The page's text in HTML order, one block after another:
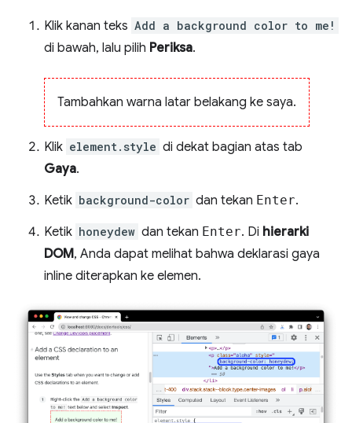
Klik kanan teks Add a background color to me!
di bawah, lalu pilih Periksa.
Tambahkan warna latar belakang ke saya.
Klik element.style di dekat bagian atas tab
Gaya.
Ketik background-color dan tekan Enter.
Ketik honeydew dan tekan Enter. Di hierarki
DOM, Anda dapat melihat bahwa deklarasi gaya
inline diterapkan ke elemen.